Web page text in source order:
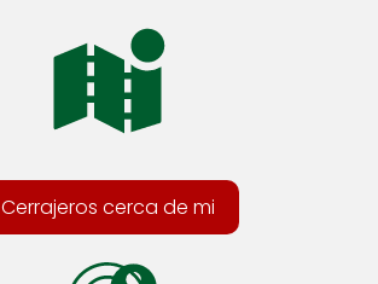
Cerrajeros cerca de mi